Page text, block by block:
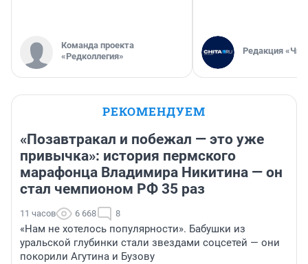
Команда проекта
«Редколлегия»
Редакция
РЕКОМЕНДУЕМ
«Позавтракал и побежал — это уже
привычка»: история пермского
марафонца Владимира Никитина — он
стал чемпионом РФ 35 раз
11 часов 6 668 8
«Нам не хотелось популярности». Бабушки из
уральской глубинки стали звездами соцсетей — они
покорили Агутина и Бузову